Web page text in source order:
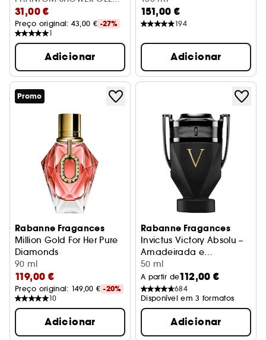
150ML
31,00 €
Preço original: 43,00 € -27%
1
Adicionar
151,00 €
194
Adicionar
Promo
Rabanne Fragances
Million Gold For Her Pure
Diamonds
Eau de Parfum
90 ml
119,00 €
Preço original: 149,00 € -20%
10
Adicionar
Rabanne Fragances
Invictus Victory Absolu –
Amadeirada e
especiada
50 ml
A partir de112,00 €
684
Disponível em 3 formatos
Adicionar